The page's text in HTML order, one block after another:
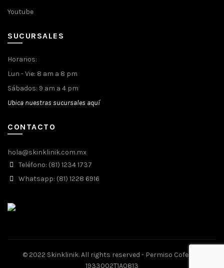
Youtube
SUCURSALES
Horarios:
Lun - Vie: 8 am a 8 pm
Sábados: 9 am a 4 pm
Ubica nuestras sucursales aquí
CONTACTO
hola@skinklinik.com.mx
Teléfono: (81) 1234 1737
Whatsapp: (81) 1228 6916
© 2022 Skinklinik. All rights reserved - Permiso Cofepris
1933002T1A0813